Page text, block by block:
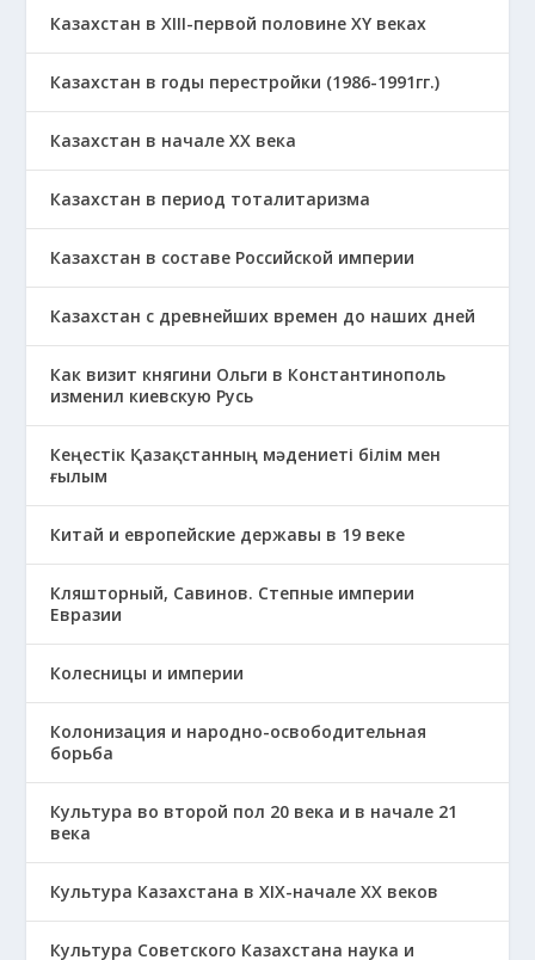
Казахстан в XIII-первой половине ХҮ веках
Казахстан в годы перестройки (1986-1991гг.)
Казахстан в начале ХХ века
Казахстан в период тоталитаризма
Казахстан в составе Российской империи
Казахстан с древнейших времен до наших дней
Как визит княгини Ольги в Константинополь
изменил киевскую Русь
Кеңестік Қазақстанның мәдениеті білім мен
ғылым
Китай и европейские державы в 19 веке
Кляшторный, Савинов. Степные империи
Евразии
Колесницы и империи
Колонизация и народно-освободительная
борьба
Культура во второй пол 20 века и в начале 21
века
Культура Казахстана в ХІХ-начале ХХ веков
Культура Советского Казахстана наука и